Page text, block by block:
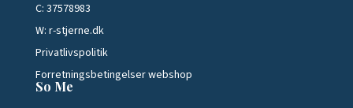
C: 37578983
W: r-stjerne.dk
Privatlivspolitik
Forretningsbetingelser webshop
So Me